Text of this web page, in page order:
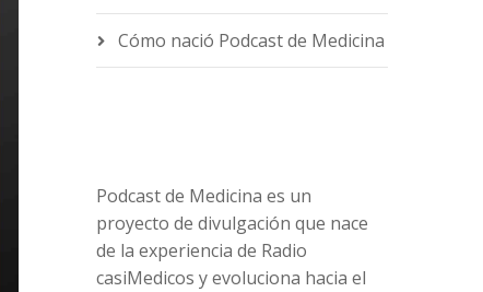
Cómo nació Podcast de Medicina
Podcast de Medicina es un
proyecto de divulgación que nace
de la experiencia de Radio
casiMedicos y evoluciona hacia el